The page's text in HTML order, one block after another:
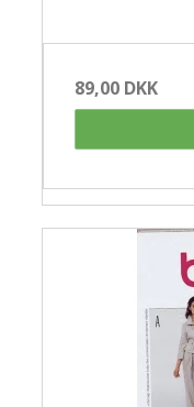
89,00 DKK